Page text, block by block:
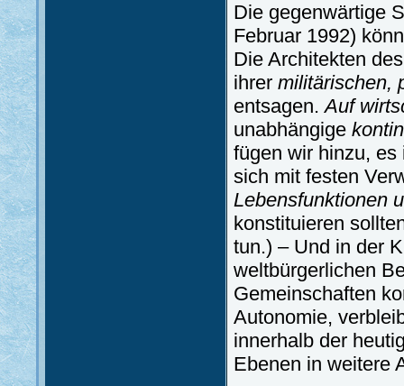
Die gegenwärtige
Februar 1992)
Die Architekten
ihrer militärischen,
entsagen.Auf
unabhängige
fügen wir hinzu,
sich mit festen
Lebensfunktionen
konstituieren
tun.) – Und in der
weltbürgerlichen
Gemeinschaften
Autonomie,
innerhalb der
Ebenen in weitere